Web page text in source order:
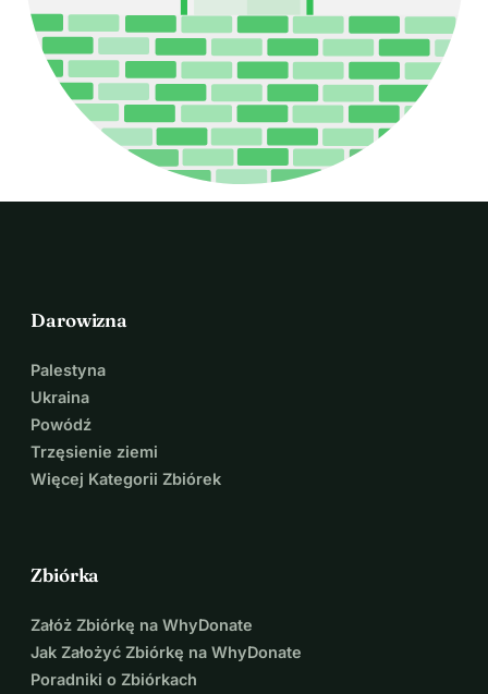
Darowizna
Palestyna
Ukraina
Powódź
Trzęsienie ziemi
Więcej Kategorii Zbiórek
Zbiórka
Załóż Zbiórkę na WhyDonate
Jak Założyć Zbiórkę na WhyDonate
Poradniki o Zbiórkach